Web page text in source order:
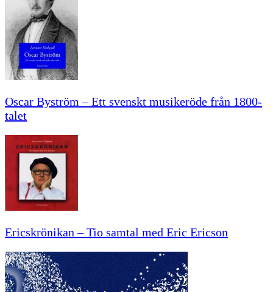
Oscar Byström – Ett svenskt musikeröde från 1800-
talet
Ericskrönikan – Tio samtal med Eric Ericson